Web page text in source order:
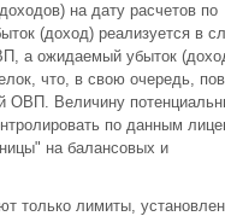
на дату расчетов по
(доход) реализуется в
а ожидаемый убыток
что, в свою очередь,
ОВП. Величину
по данным
на балансовых и
только лимиты,